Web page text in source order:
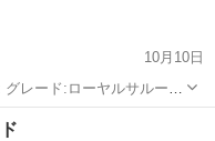
10月10日
レード:ローヤルサルーン
実走行) 色: 色
ッド